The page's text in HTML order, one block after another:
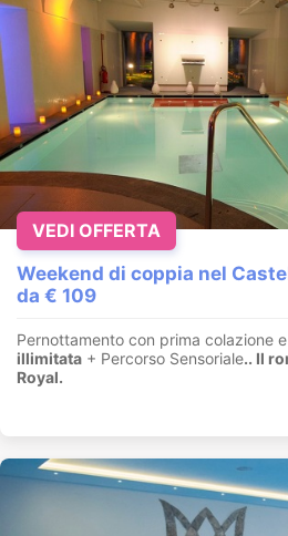
Weekend di coppia nel
da € 109
Pernottamento con prima colazione
illimitata + Percorso Sensoriale.. Il
Royal.
VEDI OFFERTA